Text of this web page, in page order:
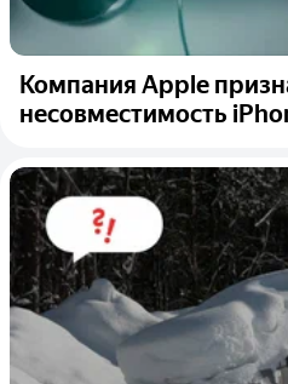
Компания Apple
несовместимость